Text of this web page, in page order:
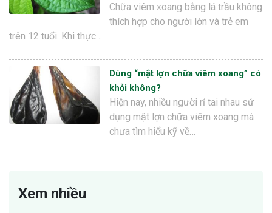
Chữa viêm xoang bằng lá trầu không
thích hợp cho người lớn và trẻ em
trên 12 tuổi. Khi thực…
Dùng “mật lợn chữa viêm xoang” có
khỏi không?
Hiện nay, nhiều người rỉ tai nhau sử
dụng mật lợn chữa viêm xoang mà
chưa tìm hiểu kỹ về…
Xem nhiều